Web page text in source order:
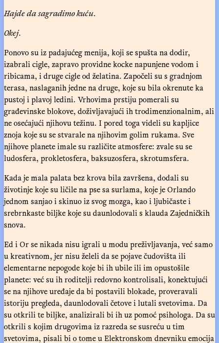
Hajde da sagradimo kuću.
Okej.
Ponovo su iz padajućeg menija, koji se spušta na dodir,
izabrali cigle, zapravo providne kocke napunjene vodom i
ribicama, i druge cigle od želatina. Započeli su s gradnjom
terasa, naslaganih jedne na druge, koje su bila okrenute ka
pustoj i plavoj ledini. Vrhovima prstiju pomerali su
građevinske blokove, doživljavajući ih trodimenzionalnim, ali
ne osećajući njihovu težinu. I pored toga videli su kapljice
znoja koje su se stvarale na njihovim golim rukama. Sve
njihove planete imale su različite atmosfere: zvale su se
ludosfera, prokletosfera, baksuzosfera, skrotumsfera.
Kada je mala palata bez krova bila završena, dodali su
životinje koje su ličile na pse sa surlama, koje je Orlando
jednom sanjao i skinuo iz svog mozga, kao i ljubičaste i
srebrnkaste biljke koje su daunlodovali s klauda Zajedničkih
snova.
Ed i Or se nikada nisu igrali u modu preživljavanja, već samo
u kreativnom, jer nisu želeli da se pojave čudovišta ili
elementarne nepogode koje bi ih ubile ili im opustošile
planete: već su ih roditelji redovno kontrolisali, konektujući
se na njihove uređaje da bi postavili blokade, proveravali
istoriju pregleda, daunlodovali četove i lutali svetovima. Da
su otkrili te biljke, analizirali bi ih uz pomoć psihologa. Da su
otkrili s kojim drugovima iz razreda se susreću u tim
svetovima, pisali bi o tome u Elektronskom dnevniku emocija